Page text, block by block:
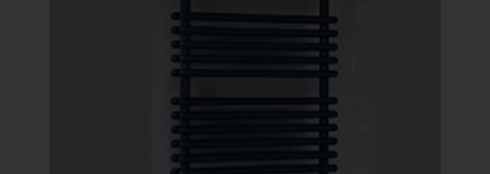
093 Ft